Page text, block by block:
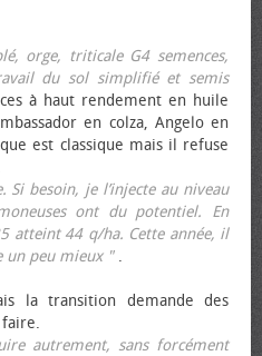
orge, triticale G4 semences,
du sol simplifié et semis
à haut rendement en huile
en colza, Angelo en
est classique mais il refuse
Si besoin, je l’injecte au niveau
ont du potentiel. En
atteint 44 q/ha. Cette année, il
un peu mieux ".
la transition demande des
autrement, sans forcément